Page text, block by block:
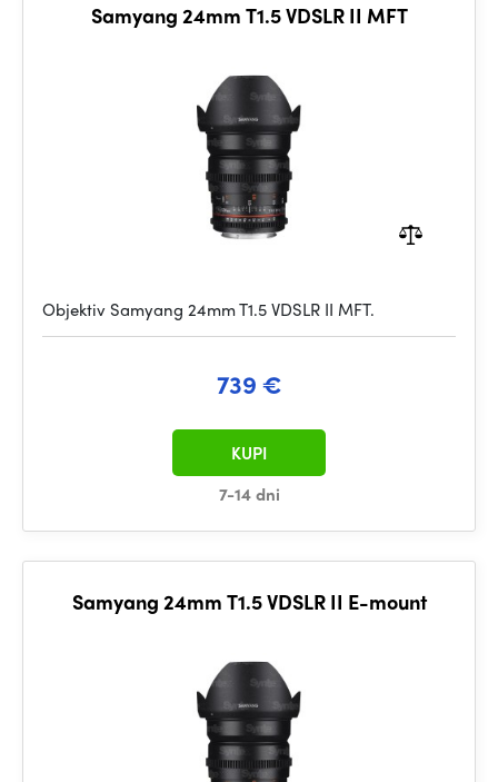
Samyang 24mm T1.5 VDSLR II MFT
Objektiv Samyang 24mm T1.5 VDSLR II MFT.
739 €
7-14 dni
KUPI
Samyang 24mm T1.5 VDSLR II E-mount